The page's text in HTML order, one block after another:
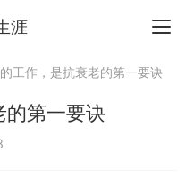
涯
工作，是抗衰老的第一要诀
的第一要诀